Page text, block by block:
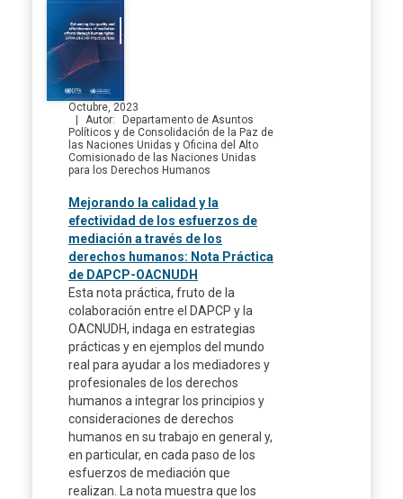
Octubre, 2023
Autor
Departamento de Asuntos
Políticos y de Consolidación de la Paz de
las Naciones Unidas y Oficina del Alto
Comisionado de las Naciones Unidas
para los Derechos Humanos
Mejorando la calidad y la
efectividad de los esfuerzos de
mediación a través de los
derechos humanos: Nota Práctica
de DAPCP-OACNUDH
Esta nota práctica, fruto de la
colaboración entre el DAPCP y la
OACNUDH, indaga en estrategias
prácticas y en ejemplos del mundo
real para ayudar a los mediadores y
profesionales de los derechos
humanos a integrar los principios y
consideraciones de derechos
humanos en su trabajo en general y,
en particular, en cada paso de los
esfuerzos de mediación que
realizan. La nota muestra que los